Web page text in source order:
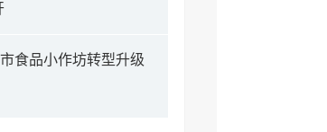
食品小作坊转型升级